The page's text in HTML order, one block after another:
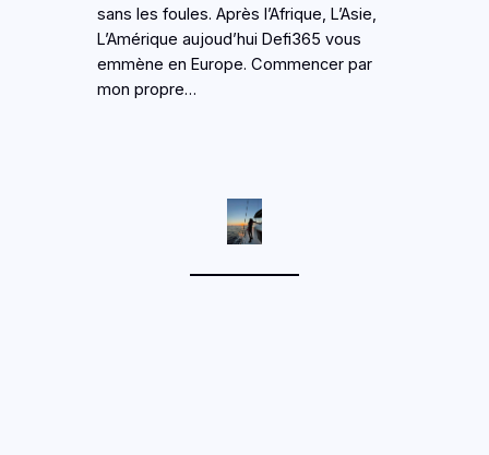
sans les foules. Après l’Afrique, L’Asie,
L’Amérique aujoud’hui Defi365 vous
emmène en Europe. Commencer par
mon propre…